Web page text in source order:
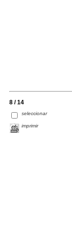
8 / 14
seleccionar
imprimir